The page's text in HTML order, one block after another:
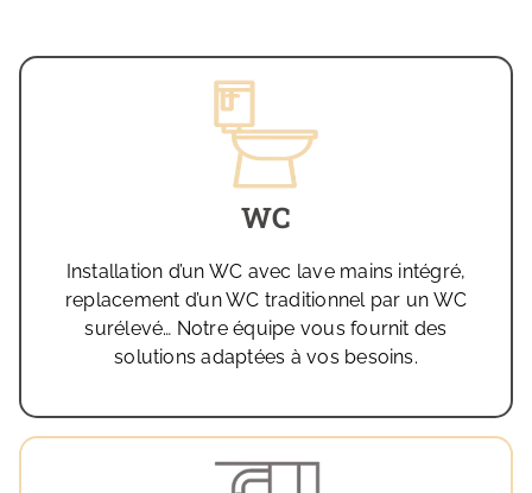
WC
Installation d’un WC avec lave mains intégré,
replacement d’un WC traditionnel par un WC
surélevé… Notre équipe vous fournit des
solutions adaptées à vos besoins.